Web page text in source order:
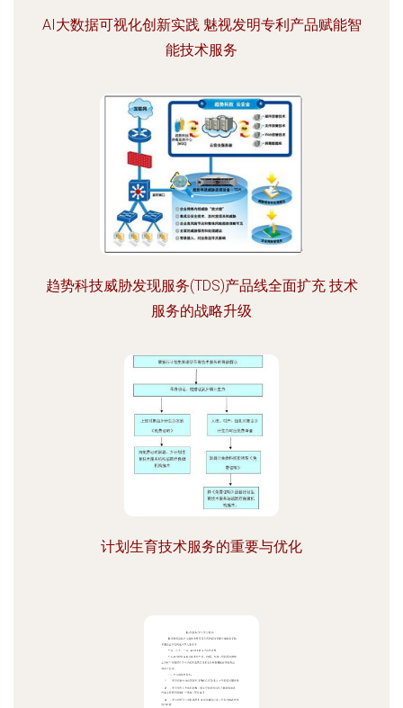
AI大数据可视化创新实践 魅视发明专利产品赋能智
能技术服务
趋势科技威胁发现服务(TDS)产品线全面扩充 技术
服务的战略升级
计划生育技术服务的重要与优化